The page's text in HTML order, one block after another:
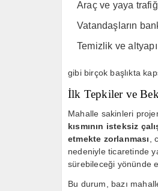
Araç ve yaya
Vatandaşların
Temizlik ve
gibi birçok başlıkta
İlk Tepkiler ve
Mahalle sakinleri
kısmının isteksiz
etmekte zorlanması,
nedeniyle ticaretinde
sürebileceği yönünde
Bu durum, bazı